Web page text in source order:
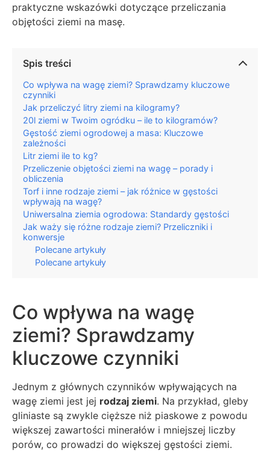
praktyczne wskazówki dotyczące przeliczania
objętości ziemi na masę.
Spis treści
Co wpływa na wagę ziemi? Sprawdzamy kluczowe
czynniki
Jak przeliczyć litry ziemi na kilogramy?
20l ziemi w Twoim ogródku – ile to kilogramów?
Gęstość ziemi ogrodowej a masa: Kluczowe
zależności
Litr ziemi ile to kg?
Przeliczenie objętości ziemi na wagę – porady i
obliczenia
Torf i inne rodzaje ziemi – jak różnice w gęstości
wpływają na wagę?
Uniwersalna ziemia ogrodowa: Standardy gęstości
Jak waży się różne rodzaje ziemi? Przeliczniki i
konwersje
Polecane artykuły
Polecane artykuły
Co wpływa na wagę
ziemi? Sprawdzamy
kluczowe czynniki
Jednym z głównych czynników wpływających na
wagę ziemi jest jej rodzaj ziemi. Na przykład, gleby
gliniaste są zwykle cięższe niż piaskowe z powodu
większej zawartości minerałów i mniejszej liczby
porów, co prowadzi do większej gęstości ziemi.